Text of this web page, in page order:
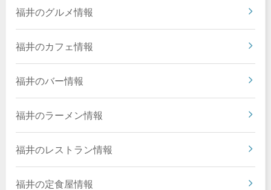
福井のグルメ情報
福井のカフェ情報
福井のバー情報
福井のラーメン情報
福井のレストラン情報
福井の定食屋情報